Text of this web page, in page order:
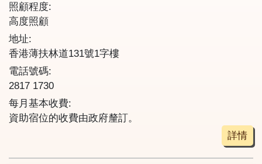
照顧程度:
高度照顧
地址:
香港薄扶林道131號1字樓
電話號碼:
2817 1730
每月基本收費:
資助宿位的收費由政府釐訂。
詳情